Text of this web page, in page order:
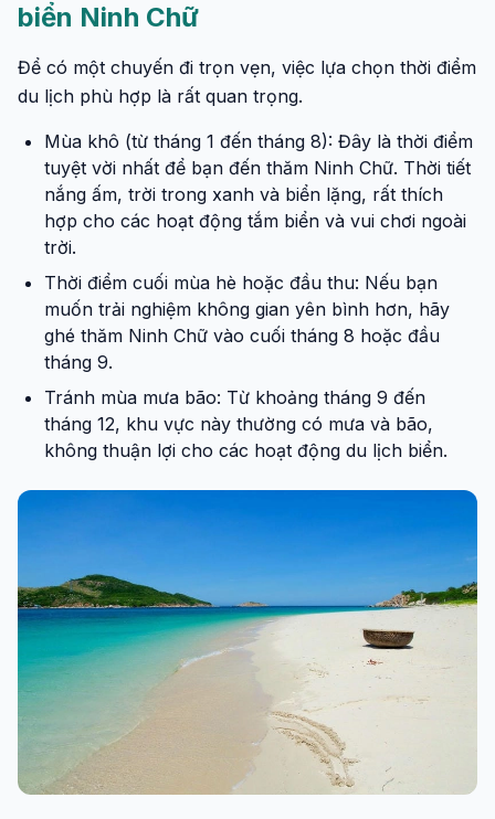
biển Ninh Chữ
Để có một chuyến đi trọn vẹn, việc lựa chọn thời điểm
du lịch phù hợp là rất quan trọng.
Mùa khô (từ tháng 1 đến tháng 8): Đây là thời điểm
tuyệt vời nhất để bạn đến thăm Ninh Chữ. Thời tiết
nắng ấm, trời trong xanh và biển lặng, rất thích
hợp cho các hoạt động tắm biển và vui chơi ngoài
trời.
Thời điểm cuối mùa hè hoặc đầu thu: Nếu bạn
muốn trải nghiệm không gian yên bình hơn, hãy
ghé thăm Ninh Chữ vào cuối tháng 8 hoặc đầu
tháng 9.
Tránh mùa mưa bão: Từ khoảng tháng 9 đến
tháng 12, khu vực này thường có mưa và bão,
không thuận lợi cho các hoạt động du lịch biển.